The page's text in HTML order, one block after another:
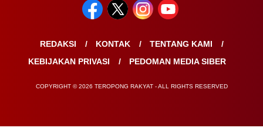
REDAKSI KONTAK
TENTANG KAMI
KEBIJAKAN PRIVASI
PEDOMAN MEDIA SIBER
COPYRIGHT © 2026 TEROPONG RAKYAT - ALL RIGHTS RESERVED